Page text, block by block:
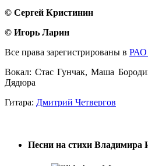
© Сергей Кристинин
© Игорь Ларин
Все права зарегистрированы в РАО
Вокал: Стас Гунчак, Маша
Дядюра
Гитара: Дмитрий Четвергов
Песни на стихи Владимира